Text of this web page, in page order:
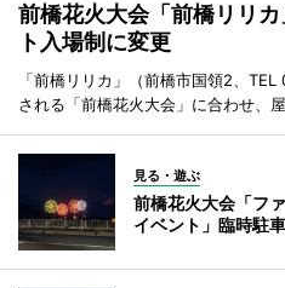
前橋花火大会「前橋リリ
ト入場制に変更
「前橋リリカ」（前橋市国領2、
される「前橋花火大会」に合わせ、
見る・遊ぶ
前橋花火大会「フ
イベント」臨時駐